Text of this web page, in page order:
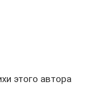
этого автора